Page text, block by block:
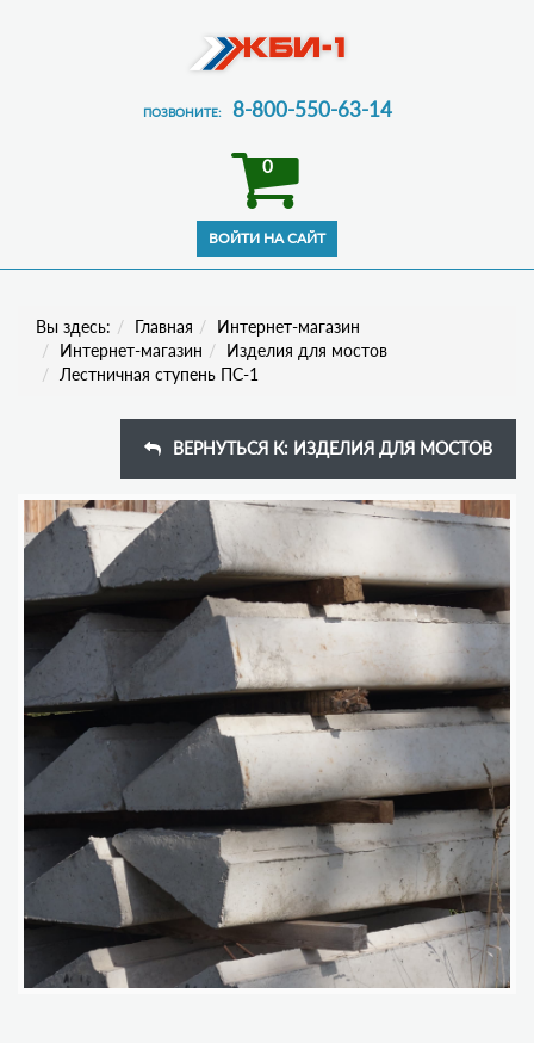
ПОЗВОНИТЕ: 8-800-550-63-14
0
Вы здесь: Главная
Интернет-магазин
Интернет-магазин
Изделия для мостов
Лестничная ступень ПС-1
ВЕРНУТЬСЯ К: ИЗДЕЛИЯ ДЛЯ МОСТОВ